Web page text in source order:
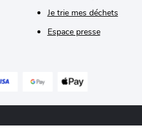
Je trie mes déchets
Espace presse